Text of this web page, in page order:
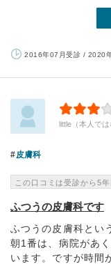
2016年07月受診 / 2020
little（本人で
皮膚科
この口コミは受診から5
ふつうの皮膚科です
ふつうの皮膚科とい
朝1番は、病院があ
います。ですが時間